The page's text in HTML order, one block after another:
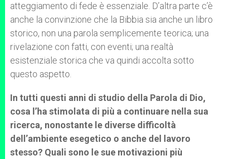
atteggiamento di fede è essenziale. D’altra parte c’è
anche la convinzione che la Bibbia sia anche un libro
storico, non una parola semplicemente teorica; una
rivelazione con fatti, con eventi; una realtà
esistenziale storica che va quindi accolta sotto
questo aspetto.
In tutti questi anni di studio della Parola di Dio,
cosa l’ha stimolata di più a continuare nella sua
ricerca, nonostante le diverse difficoltà
dell’ambiente esegetico o anche del lavoro
stesso? Quali sono le sue motivazioni più